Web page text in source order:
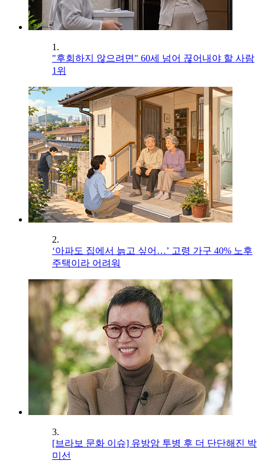
1.
"후회하지 않으려면" 60세 넘어 끊어내야 할 사람
1위
2.
‘아파도 집에서 늙고 싶어…’ 고령 가구 40% 노후
주택이라 어려워
3.
[브라보 문화 이슈] 유방암 투병 후 더 단단해진 박
미선